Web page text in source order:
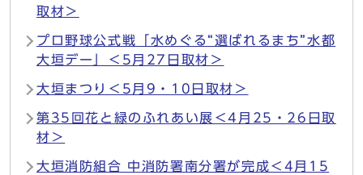
取材＞
プロ野球公式戦「水めぐる“選ばれるまち”水都
大垣デー」＜5月27日取材＞
大垣まつり＜5月9・10日取材＞
第35回花と緑のふれあい展＜4月25・26日取
材＞
大垣消防組合 中消防署南分署が完成＜4月15